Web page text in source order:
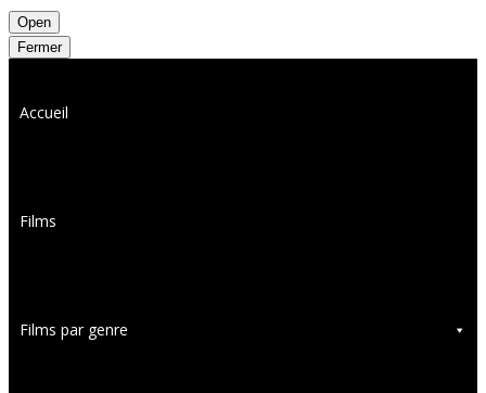
Open
Fermer
Accueil
Films
Films par genre